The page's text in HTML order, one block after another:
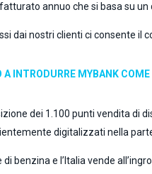
fatturato annuo che si basa su
dai nostri clienti ci consente il
INTRODURRE MYBANK
dei 1.100 punti vendita di
digitalizzati nella
benzina e l’Italia vende